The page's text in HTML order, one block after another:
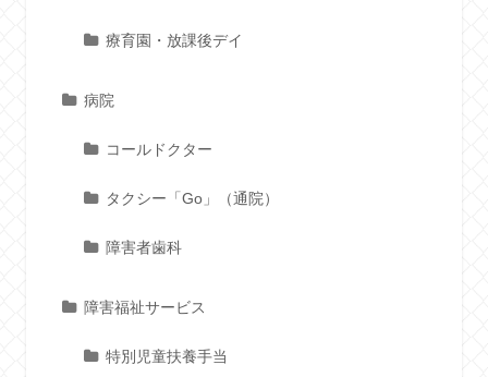
療育園・放課後デイ
病院
コールドクター
タクシー「Go」（通院）
障害者歯科
障害福祉サービス
特別児童扶養手当